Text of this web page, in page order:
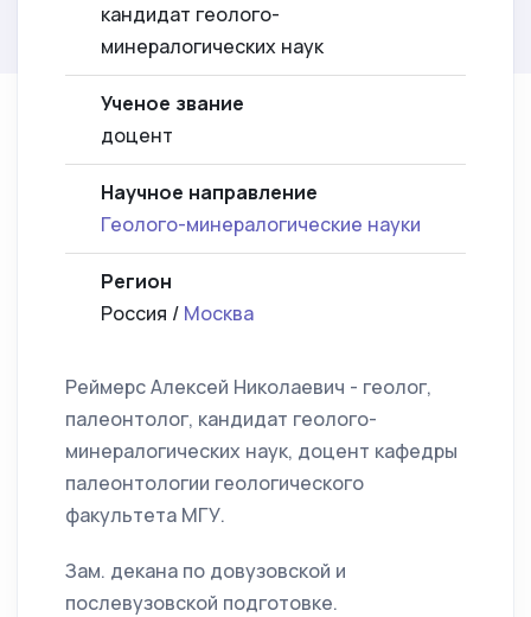
кандидат геолого-
минералогических наук
Ученое звание
доцент
Научное направление
Геолого-минералогические науки
Регион
Россия / Москва
Реймерс Алексей Николаевич - геолог,
палеонтолог, кандидат геолого-
минералогических наук, доцент кафедры
палеонтологии геологического
факультета МГУ.
Зам. декана по довузовской и
послевузовской подготовке.